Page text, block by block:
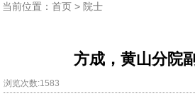
当前位置： 首页> 院士
方成，黄山分院
浏览次数:1583